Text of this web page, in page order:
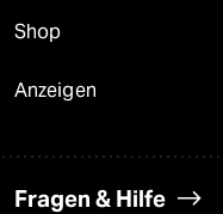
Shop
Anzeigen
Fragen & Hilfe